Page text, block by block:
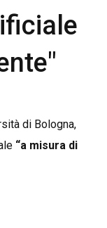
di Bologna,
“a misura di